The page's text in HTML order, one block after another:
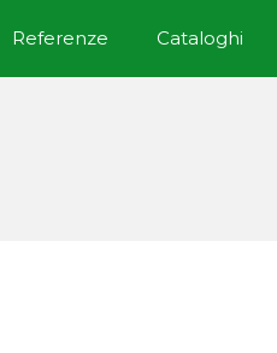
Referenze Cataloghi